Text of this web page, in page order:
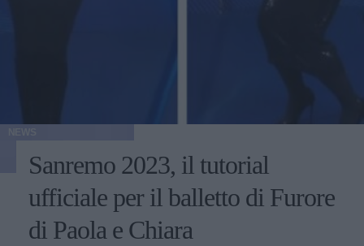
Sanremo 2023, il tutorial
ufficiale per il balletto di Furore
di Paola e Chiara